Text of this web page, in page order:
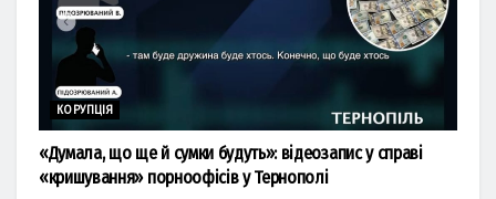
КОРУПЦІЯ
«Думала, що ще й сумки будуть»: відеозапис у справі
«кришування» порноофісів у Тернополі